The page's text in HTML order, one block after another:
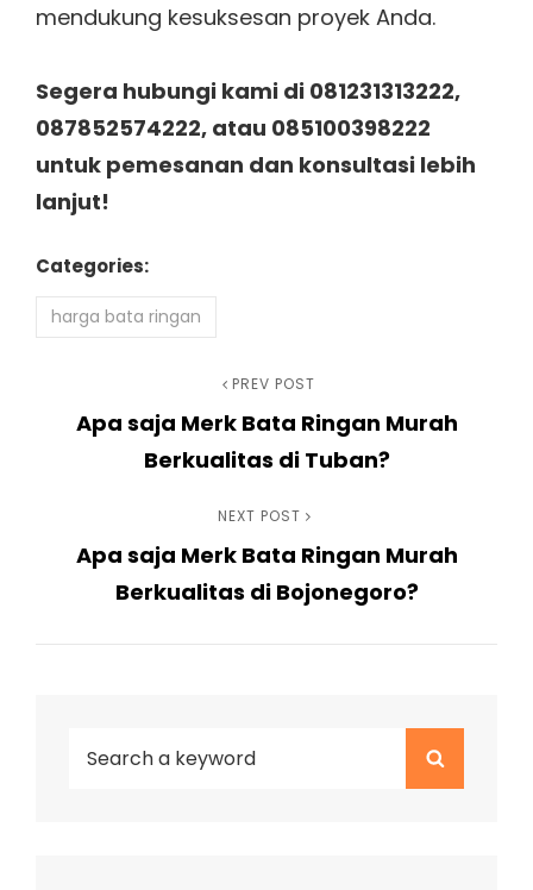
mendukung kesuksesan proyek Anda.
Segera hubungi kami di 081231313222,
087852574222, atau 085100398222
untuk pemesanan dan konsultasi lebih
lanjut!
Categories:
harga bata ringan
pos
Post
PREV POST
Apa saja Merk Bata Ringan Murah
Berkualitas di Tuban?
Post
NEXT POST
Apa saja Merk Bata Ringan Murah
Berkualitas di Bojonegoro?
Search